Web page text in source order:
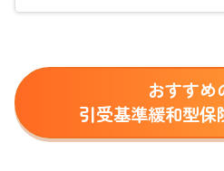
おすすめ
引受基準緩和型保